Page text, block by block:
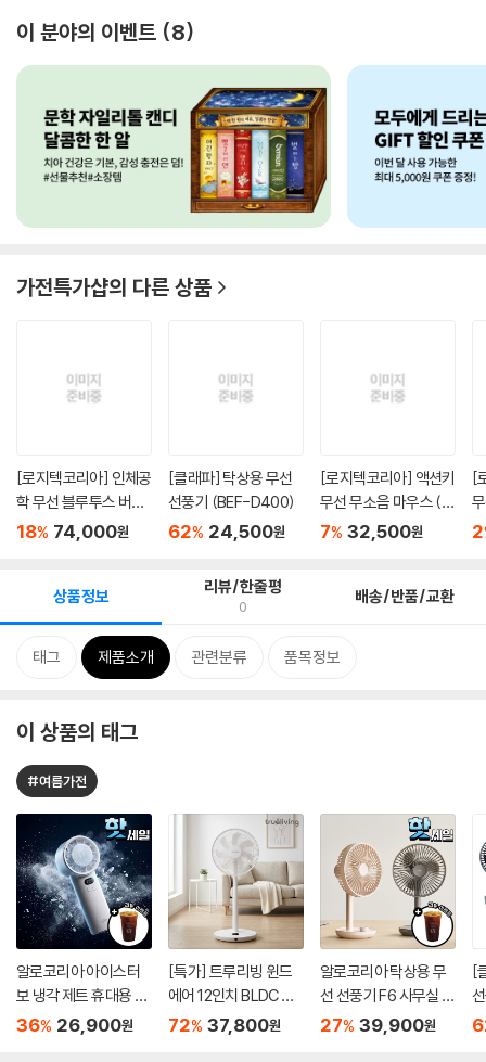
이 분야의 이벤트 8
가전특가샵의 다른 상품
[로지텍코리아] 인체공
학 무선 블루투스 버티
컬 ...
18% 74,000원
[클래파] 탁상용 무선
선풍기 (BEF-D400)
62% 24,500원
[로지텍코리아] 액션키
무선 무소음 마우스 (P
OP...
7% 32,500원
[
2
상품정보 리뷰/한줄평
0 배송/반품/교환
태그 제품소개 관련분류 품목정보
이 상품의 태그
#여름가전
알로코리아 아이스터
보 냉각 제트 휴대용 선
풍기 FA3 미니 핸디 손
36% 26,900원
[특가] 트루리빙 윈드
에어 12인치 BLDC 선
풍기 TLF-F1201
72% 37,800원
알로코리아 탁상용 무
선 선풍기 F6 사무실 소
형 책상 미니 휴대용 캠
27% 39,900원
[